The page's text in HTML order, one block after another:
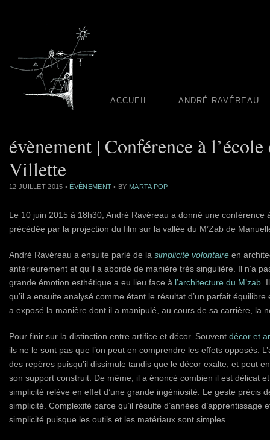
ACCUEIL ANDRÉ RAVÉREAU
évènement | Conférence à
Villette
12 JUILLET 2015 • ÉVÈNEMENT • BY MARTA POP
Le 10 juin 2015 à 18h30, André Ravéreau a donné une conférence
précédée par la projection du film sur la vallée du M’Zab de
André Ravéreau a ensuite parlé de la simplicité volontaire en
antérieurement et qu’il a abordé de manière très singulière. Il n’a
grande émotion esthétique a eu lieu face à l’architecture du M’zab .
qu’il a ensuite analysé comme étant le résultat d’un parfait
a exposé la manière dont il a manipulé, au cours de sa carrière, la
Pour finir sur la distinction entre artifice et décor. Souvent décor et
ils ne le sont pas que l’on peut en comprendre les effets opposés.
des repères puisqu’il dissimule tandis que le décor exalte, et peut
son support construit. De même, il a énoncé combien il est délicat
simplicité relève en effet d’une grande ingéniosité. Le geste précis
simplicité. Complexité parce qu’il résulte d’années
simplicité puisque les outils et les matériaux sont simples.